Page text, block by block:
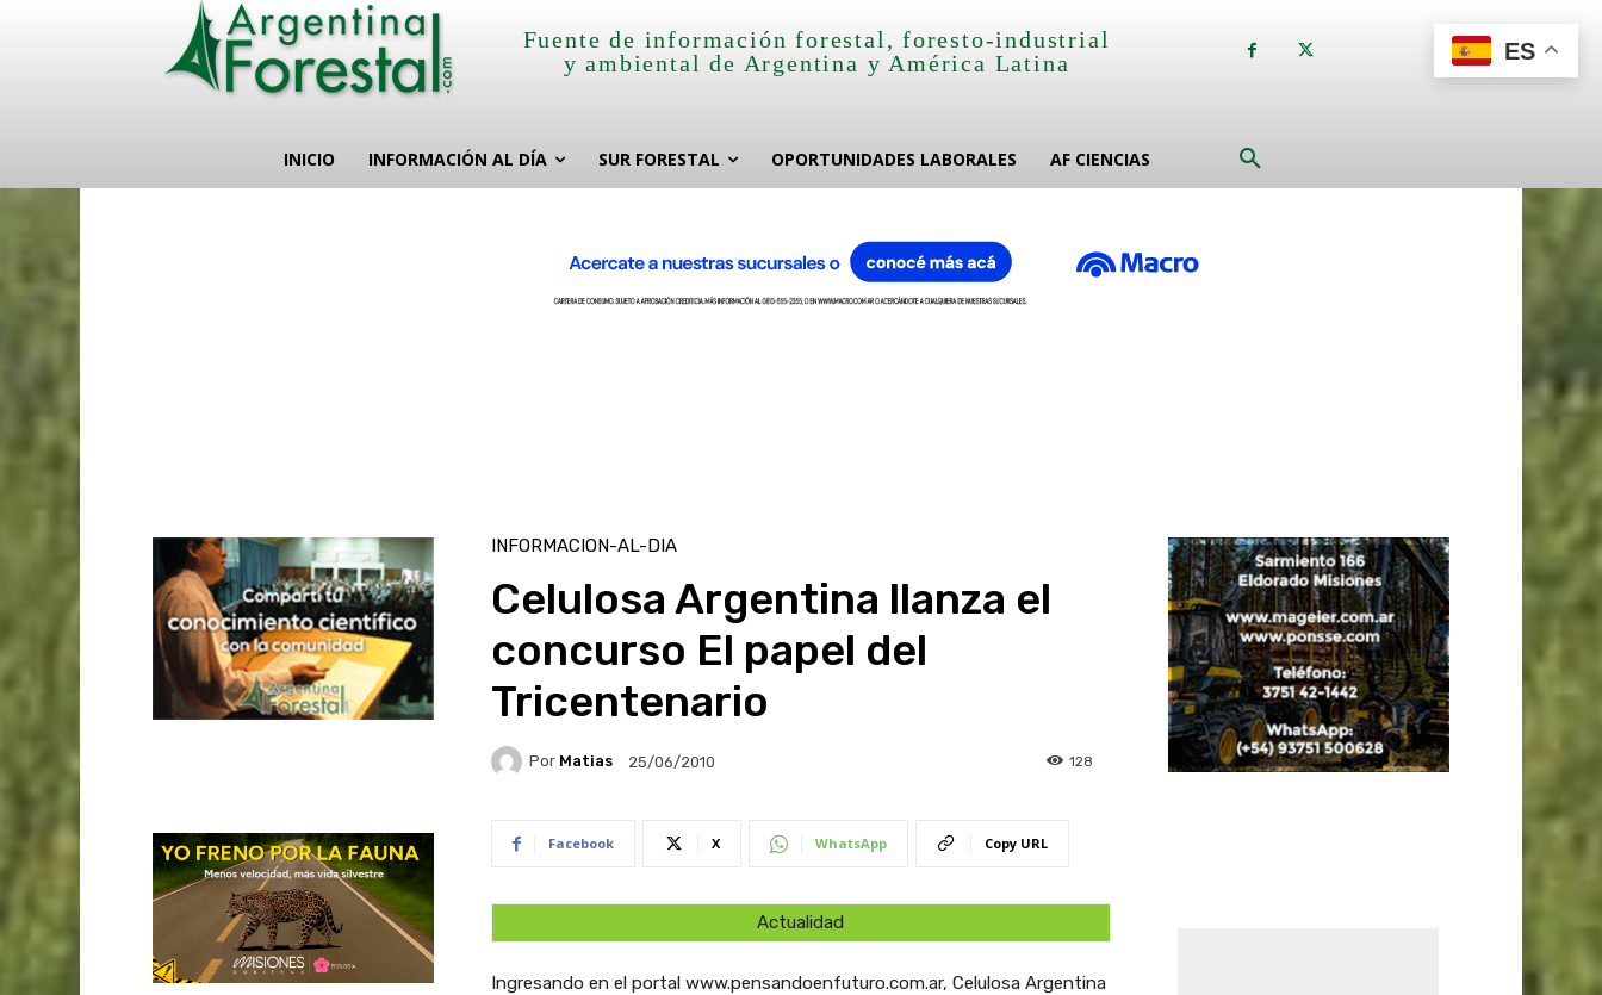
Fuente de información forestal, foresto-industrial
y ambiental de Argentina y América Latina
INICIO INFORMACIÓN AL DÍA SUR FORESTAL OPORTUNIDADES LABORALES AF CIENCIAS
INFORMACION-AL-DIA
Celulosa Argentina llanza el
concurso El papel del
Tricentenario
Por Matias 25/06/2010 128
Facebook X WhatsApp Copy URL
Actualidad
Ingresando en el portal www.pensandoenfuturo.com.ar, Celulosa Argentina
ES